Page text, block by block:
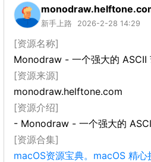
新手上路 2026-2-28 14:29
[资源名称]
Monodraw - 一个强大的 ASCII
[资源来源]
monodraw.helftone.com
[资源介绍]
- Monodraw - 一个强大的
[资源合集]
macOS资源宝典。macOS 精